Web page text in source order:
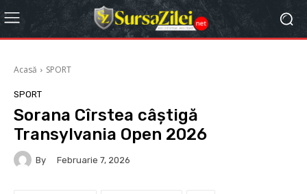
Acasă SPORT
SPORT
Sorana Cîrstea câștigă
Transylvania Open 2026
By Februarie 7, 2026